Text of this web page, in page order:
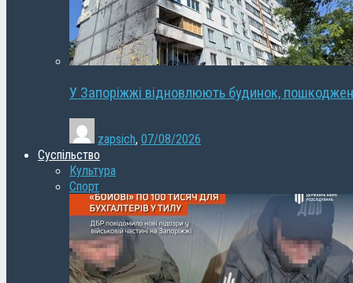
У Запоріжжі відновлюють будинок,
zapsich, 07/08/2026
Суспільство
Культура
Спорт